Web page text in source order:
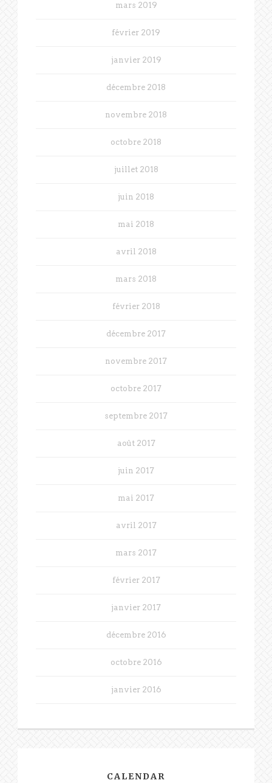
mars 2019
février 2019
janvier 2019
décembre 2018
novembre 2018
octobre 2018
juillet 2018
juin 2018
mai 2018
avril 2018
mars 2018
février 2018
décembre 2017
novembre 2017
octobre 2017
septembre 2017
août 2017
juin 2017
mai 2017
avril 2017
mars 2017
février 2017
janvier 2017
décembre 2016
octobre 2016
janvier 2016
CALENDAR